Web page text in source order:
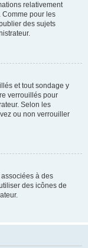
relativement
Comme pour les
des sujets
et tout sondage y
verrouillés pour
Selon les
ou non verrouiller
à des
des icônes de